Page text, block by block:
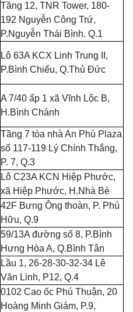
Tầng 12, TNR Tower, 180-
192 Nguyễn Công Trứ,
P.Nguyễn Thái Bình. Q.1
Lô 63A KCX Linh Trung II,
P.Bình Chiểu, Q.Thủ Đức
A 7/40 ấp 1 xã Vĩnh Lộc B,
H.Bình Chánh
Tầng 7 tòa nhà An Phú Plaza
số 117-119 Lý Chính Thắng,
P. 7, Q.3
Lô C23A KCN Hiệp Phước,
xã Hiệp Phước, H.Nhà Bè
42F Bưng Ông thoàn, P. Phú
Hữu, Q.9
59/13A đường số 8, P.Bình
Hưng Hòa A, Q.Bình Tân
Lầu 1, 26-28-30-32-34 Lê
Văn Linh, P12, Q.4
0102 Cao ốc Phú Thuận, 20
Hoàng Minh Giám, P.9,